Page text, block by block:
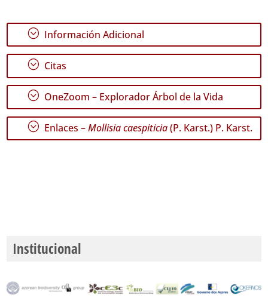
; Información Adicional
; Citas
; OneZoom – Explorador Árbol de la Vida
; Enlaces –Mollisia caespiticia(P. Karst.) P. Karst.
Institucional